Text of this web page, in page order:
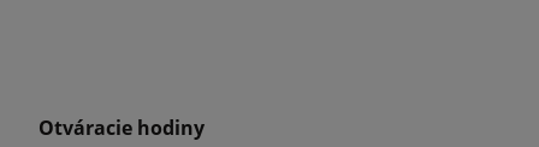
Otváracie hodiny